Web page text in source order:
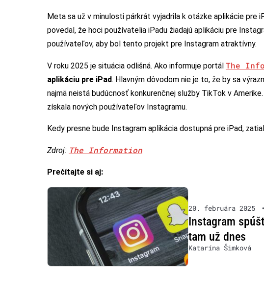
Meta sa už v minulosti párkrát vyjadrila k otázke aplikácie pre
povedal, že hoci používatelia iPadu žiadajú aplikáciu pre
používateľov, aby bol tento projekt pre Instagram atraktívny.
V roku 2025 je situácia odlišná. Ako informuje portál The
aplikáciu pre iPad. Hlavným dôvodom nie je to, že by sa
najmä neistá budúcnosť konkurenčnej služby TikTok v
získala nových používateľov Instagramu.
Kedy presne bude Instagram aplikácia dostupná pre iPad,
Zdroj: The Information
Prečítajte si aj:
20. februára 2025 •
Instagram
tam už dnes
Katarína Šimková